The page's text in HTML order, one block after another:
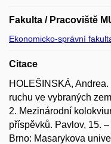
Fakulta / Pracoviště
Ekonomicko-správní
Citace
HOLEŠINSKÁ,
ruchu ve vybraných
2. Mezinárodní
příspěvků. Pavlov, 15.
Brno: Masarykova